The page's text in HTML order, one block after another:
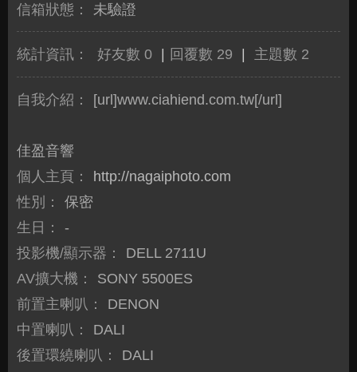
信箱狀態： 未驗證
統計資訊： 好友數 0 回覆數 29 主題數 2
自我介紹： [url]www.ciahiend.com.tw[/url]
佳盈音響
個人主頁：
http://nagaiphoto.com
性別：
保密
生日：
-
投影機/顯示器：
DELL 2711U
AV擴大機：
SONY 5500ES
前置主喇叭：
DENON
中置喇叭：
DALI
後置環繞喇叭：
DALI